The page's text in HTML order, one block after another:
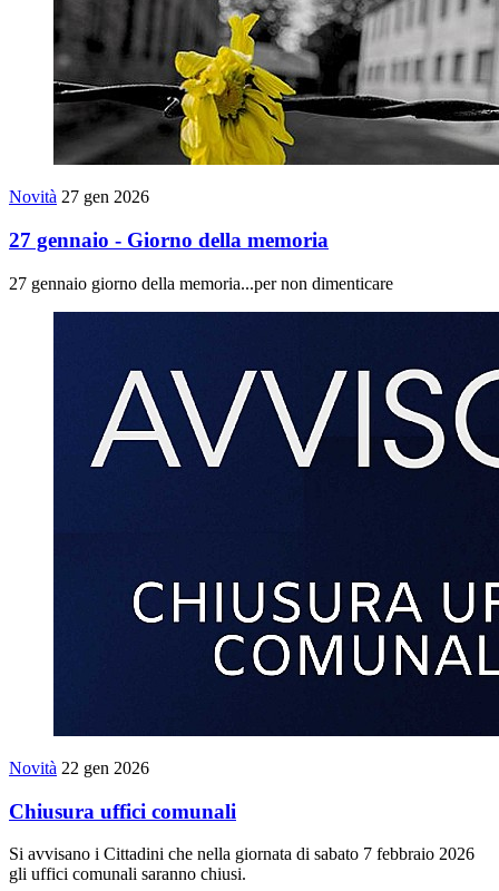
Novità 27 gen 2026
27 gennaio - Giorno della memoria
27 gennaio giorno della memoria...per non dimenticare
Novità 22 gen 2026
Chiusura uffici comunali
Si avvisano i Cittadini che nella giornata di sabato 7 febbraio 2026
gli uffici comunali saranno chiusi.